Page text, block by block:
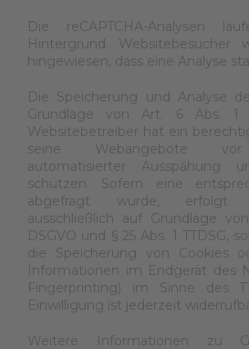
Die reCAPTCHA-Analysen
Hintergrund. Websitebesucher
hingewiesen, dass eine Analyse
Die Speicherung und Analyse
Grundlage von Art. 6 Abs. 1
Websitebetreiber hat ein
seine Webangebote vor
automatisierter Ausspähung
schützen. Sofern eine
abgefragt wurde, erfolgt
ausschließlich auf Grundlage
DSGVO und § 25 Abs. 1 TTDSG,
die Speicherung von Cookies
Informationen im Endgerät des
Fingerprinting) im Sinne des
Einwilligung ist jederzeit
Weitere Informationen zu